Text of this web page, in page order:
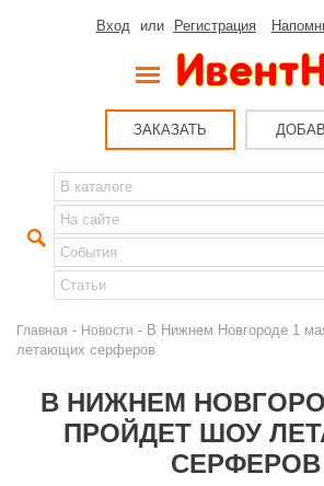
Вход или Регистрация
ЗАКАЗАТЬ
Главная - Новости - В Нижнем Новгороде 1
летающих серферов
В НИЖНЕМ
ПРОЙДЕТ ШОУ
СЕРФЕРОВ